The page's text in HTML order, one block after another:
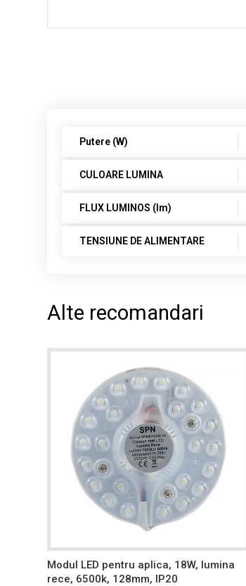
Putere (W)
CULOARE LUMINA
FLUX LUMINOS (lm)
TENSIUNE DE ALIMENTARE
Alte recomandari
Modul LED pentru aplica, 18W, lumina
rece, 6500k, 128mm, IP20